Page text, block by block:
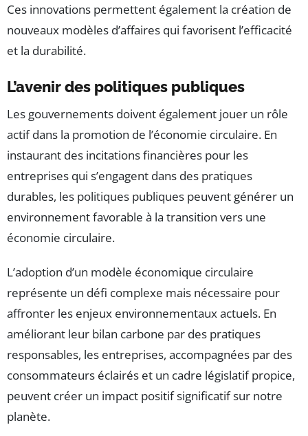
Ces innovations permettent également la création de
nouveaux modèles d’affaires qui favorisent l’efficacité
et la durabilité.
L’avenir des politiques publiques
Les gouvernements doivent également jouer un rôle
actif dans la promotion de l’économie circulaire. En
instaurant des incitations financières pour les
entreprises qui s’engagent dans des pratiques
durables, les politiques publiques peuvent générer un
environnement favorable à la transition vers une
économie circulaire.
L’adoption d’un modèle économique circulaire
représente un défi complexe mais nécessaire pour
affronter les enjeux environnementaux actuels. En
améliorant leur bilan carbone par des pratiques
responsables, les entreprises, accompagnées par des
consommateurs éclairés et un cadre législatif propice,
peuvent créer un impact positif significatif sur notre
planète.